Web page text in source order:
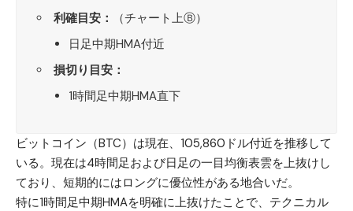
利確目安：
（チャート上Ⓑ）
日足中期HMA付近
損切り目安：
1時間足中期HMA直下
ビットコイン（BTC） は現在、105,860ドル付近を推移して
いる。現在は4時間足および日足の一目均衡表雲を上抜けし
ており、短期的にはロングに優位性がある地合いだ。
特に1時間足中期HMAを明確に上抜けたことで、テクニカル